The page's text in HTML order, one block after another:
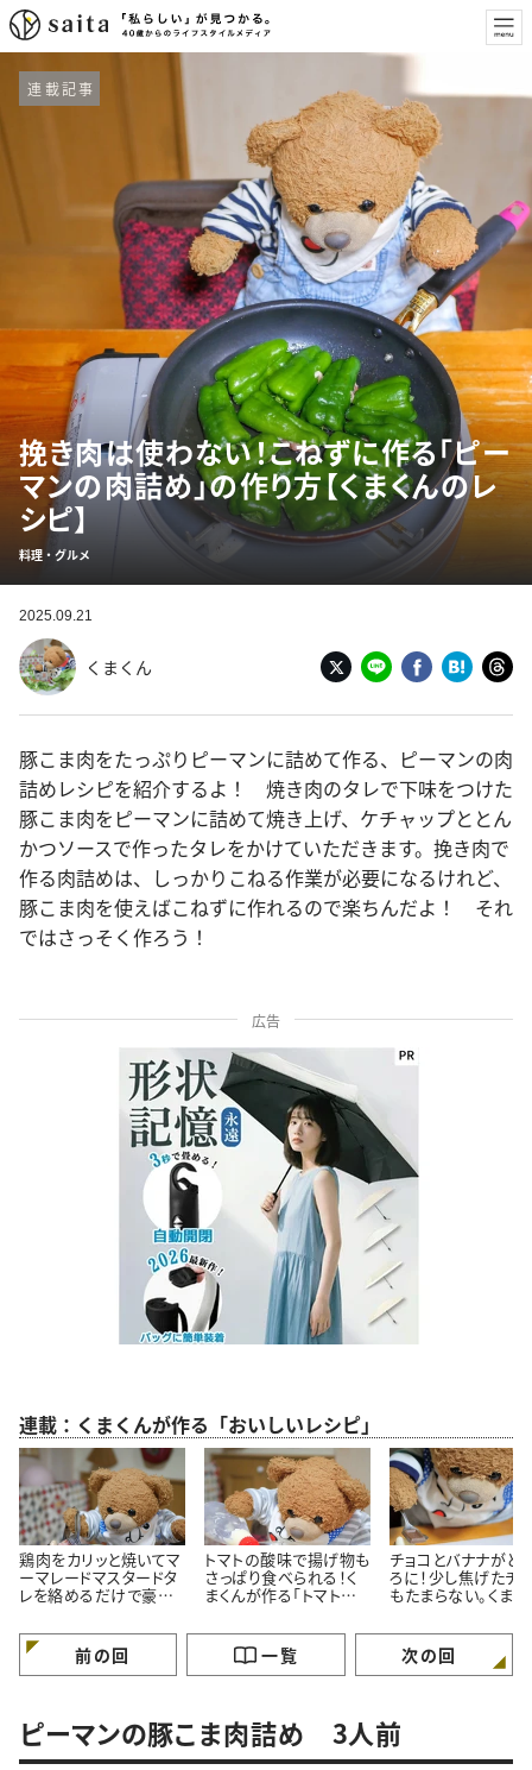
連載記事
挽き肉は使わない！こねずに作る「ピー
マンの肉詰め」の作り方【くまくんのレ
シピ】
料理・グルメ
2025.09.21
くまくん
豚こま肉をたっぷりピーマンに詰めて作る、ピーマンの肉
詰めレシピを紹介するよ！ 焼き肉のタレで下味をつけた
豚こま肉をピーマンに詰めて焼き上げ、ケチャップととん
かつソースで作ったタレをかけていただきます。挽き肉で
作る肉詰めは、しっかりこねる作業が必要になるけれど、
豚こま肉を使えばこねずに作れるので楽ちんだよ！ それ
ではさっそく作ろう！
広告
連載：くまくんが作る「おいしいレシピ」
鶏肉をカリッと焼いてマ
ーマレードマスタードタ
レを絡めるだけで豪華
る簡単鶏肉のマーマレ
ードマスタード焼きレシ
トマトの酸味で揚げ物も
さっぱり食べられる！く
まくんが作る「トマトタル
チョコとバナナがと
ろに！少し焦げたチ
もたまらない。くまく
ナ」レシピ
前の回 一覧 次の回
ピーマンの豚こま肉詰め 3人前